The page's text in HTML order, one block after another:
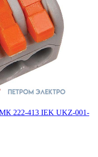
222-413 IEK UKZ-001-